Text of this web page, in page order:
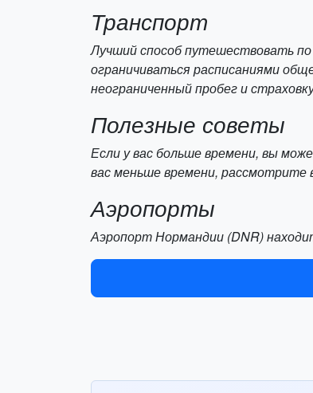
Транспорт
Лучший способ путешествовать
ограничиваться расписаниями
неограниченный пробег и
Полезные советы
Если у вас больше времени, вы
вас меньше времени,
Аэропорты
Аэропорт Нормандии (DNR)